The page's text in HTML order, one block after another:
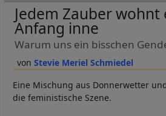
Stevie Meriel Schmiedel
Jedem Zauber
Anfang inne
Warum uns ein bisschen
Eine Mischung aus Donnerwetter
die feministische Szene.